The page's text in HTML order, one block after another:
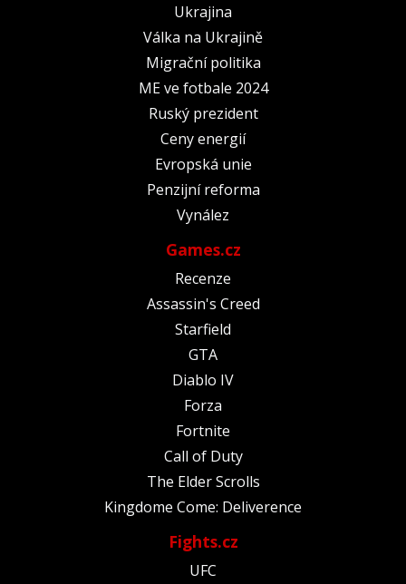
Ukrajina
Válka na Ukrajině
Migrační politika
ME ve fotbale 2024
Ruský prezident
Ceny energií
Evropská unie
Penzijní reforma
Vynález
Games.cz
Recenze
Assassin's Creed
Starfield
GTA
Diablo IV
Forza
Fortnite
Call of Duty
The Elder Scrolls
Kingdome Come: Deliverence
Fights.cz
UFC